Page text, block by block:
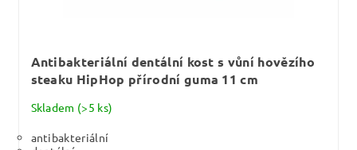
Antibakteriální dentální kost s vůní hovězího
steaku HipHop přírodní guma 11 cm
Skladem (>5 ks)
antibakteriální